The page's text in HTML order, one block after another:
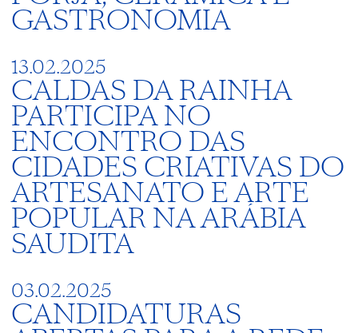
GASTRONOMIA
13.02.2025
CALDAS DA RAINHA
PARTICIPA NO
ENCONTRO DAS
CIDADES CRIATIVAS DO
ARTESANATO E ARTE
POPULAR NA ARÁBIA
SAUDITA
03.02.2025
CANDIDATURAS